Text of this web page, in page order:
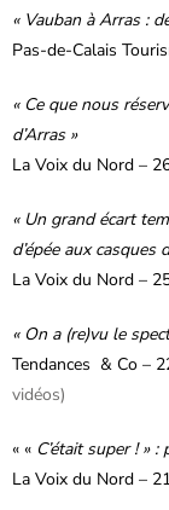
« Vauban à Arras :
Pas-de-Calais
« Ce que nous
d’Arras »
La Voix du Nord –
« Un grand écart
d’épée aux
La Voix du Nord –
« On a (re)vu le
Tendances & Co –
vidéos)
« « C’était super ! »
La Voix du Nord –